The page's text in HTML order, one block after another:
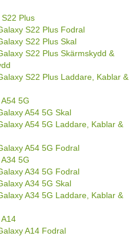
Plus
S22 Plus Fodral
S22 Plus Skal
S22 Plus Skärmskydd &
S22 Plus Laddare, Kablar &
5G
A54 5G Skal
A54 5G Laddare, Kablar &
A54 5G Fodral
5G
A34 5G Fodral
A34 5G Skal
A34 5G Laddare, Kablar &
A14 Fodral